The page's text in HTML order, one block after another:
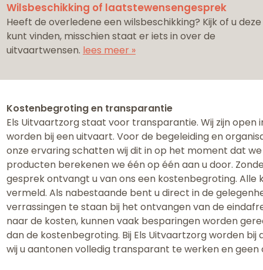
Wilsbeschikking of laatstewensengesprek
Heeft de overledene een wilsbeschikking? Kijk of u deze
kunt vinden, misschien staat er iets in over de
uitvaartwensen. lees meer »
Kostenbegroting en transparantie
Els Uitvaartzorg staat voor transparantie. Wij zijn
worden bij een uitvaart. ​Voor de begeleiding en
onze ervaring schatten wij dit in op het moment dat
producten berekenen we één op één aan u door.
gesprek ontvangt u van ons een kostenbegroting.
vermeld. Als nabestaande bent u direct in de
verrassingen te staan bij het ontvangen van de
naar de kosten, kunnen vaak besparingen worden
dan de kostenbegroting. Bij Els Uitvaartzorg worden
wij u aantonen volledig transparant te werken en